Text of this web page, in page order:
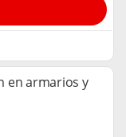
en armarios y